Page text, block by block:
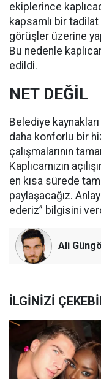
ekiplerince
kapsamlı bir
görüşler üzerine
Bu nedenle
edildi.
NET DEĞİL
Belediye
daha konforlu bir
çalışmalarının
Kaplıcamızın
en kısa sürede
paylaşacağız.
ederiz” bilgisini
Ali